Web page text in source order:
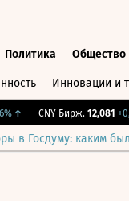
Политика Общество
Инновации и
↑ CNY Бирж. 12,081
в Госдуму: каким